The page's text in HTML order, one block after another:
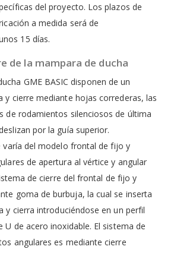
del proyecto. Los plazos de
a medida será de
15 días.
de la mampara de ducha
GME BASIC disponen de un
y cierre mediante hojas correderas, las
de rodamientos silenciosos de última
por la guía superior.
varía del modelo frontal de fijo y
de apertura al vértice y angular
de cierre del frontal de fijo y
goma de burbuja, la cual se inserta
y cierra introduciéndose en un perfil
U de acero inoxidable. El sistema de
angulares es mediante cierre